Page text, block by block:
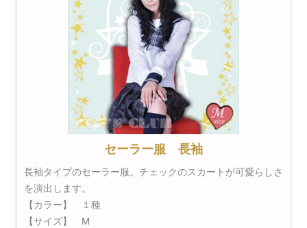
セーラー服 長袖
長袖タイプのセーラー服。チェックのスカートが可愛らしさ
を演出します。
【カラー】 １種
【サイズ】 M